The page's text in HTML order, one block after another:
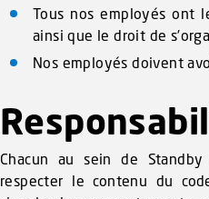
Tous nos employés ont
ainsi que le droit de
Nos employés doivent
Chacun au sein de
respecter le contenu du